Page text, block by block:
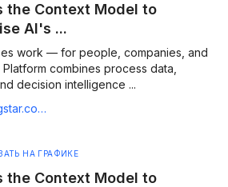
the Context Model to
AI's ...
work — for people, companies, and
combines process data,
decision intelligence ...
to-acquire-ai-decision-intelligence-leader-ikigai-labs
НА ГРАФИКЕ
the Context Model to